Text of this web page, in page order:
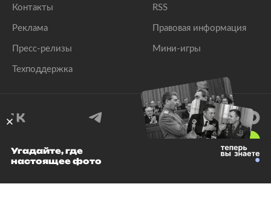
Контакты
Реклама
Пресс-релизы
Техподдержка
RSS
Правовая информация
Мини-игры
© 1999–2026 Все права защищены.
Угадайте, где
настоящее фото